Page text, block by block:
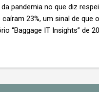
pandemia no que diz
caíram 23%, um sinal de
“Baggage IT Insights” de
médio de apenas US$